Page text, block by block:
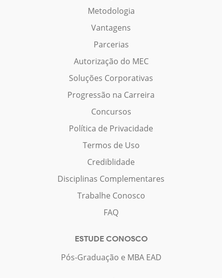
Metodologia
Vantagens
Parcerias
Autorização do MEC
Soluções Corporativas
Progressão na Carreira
Concursos
Política de Privacidade
Termos de Uso
Crediblidade
Disciplinas Complementares
Trabalhe Conosco
FAQ
ESTUDE CONOSCO
Pós-Graduação e MBA EAD